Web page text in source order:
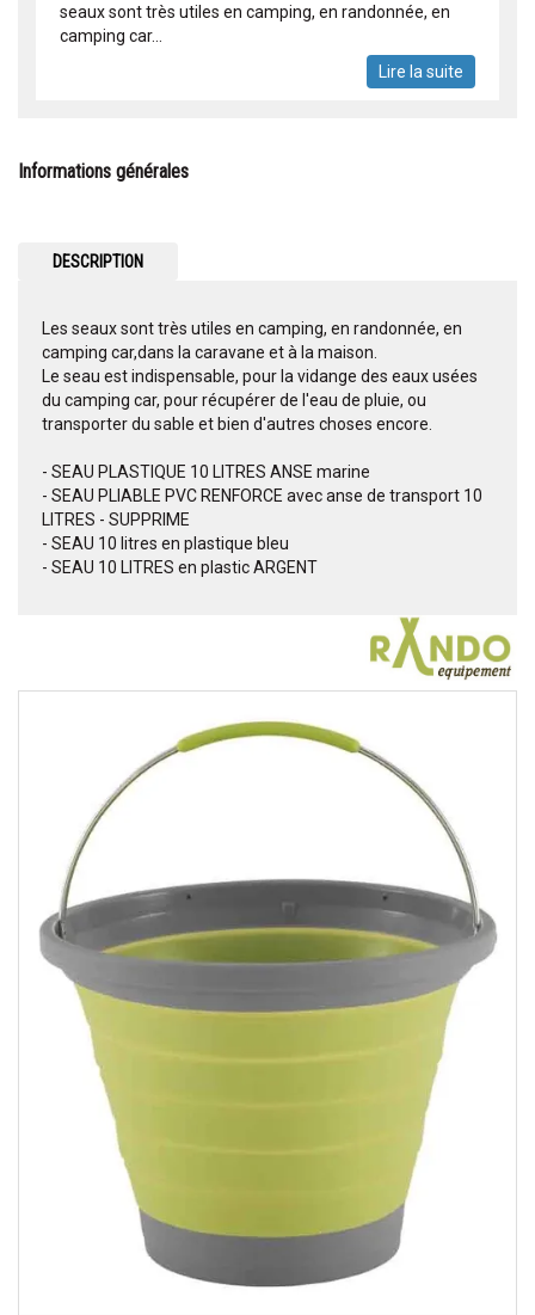
seaux sont très utiles en camping, en randonnée, en
camping car...
Lire la suite
Informations générales
DESCRIPTION
Les seaux sont très utiles en camping, en randonnée, en
camping car,dans la caravane et à la maison.
Le seau est indispensable, pour la vidange des eaux usées
du camping car, pour récupérer de l'eau de pluie, ou
transporter du sable et bien d'autres choses encore.
- SEAU PLASTIQUE 10 LITRES ANSE marine
- SEAU PLIABLE PVC RENFORCE avec anse de transport 10
LITRES - SUPPRIME
- SEAU 10 litres en plastique bleu
- SEAU 10 LITRES en plastic ARGENT